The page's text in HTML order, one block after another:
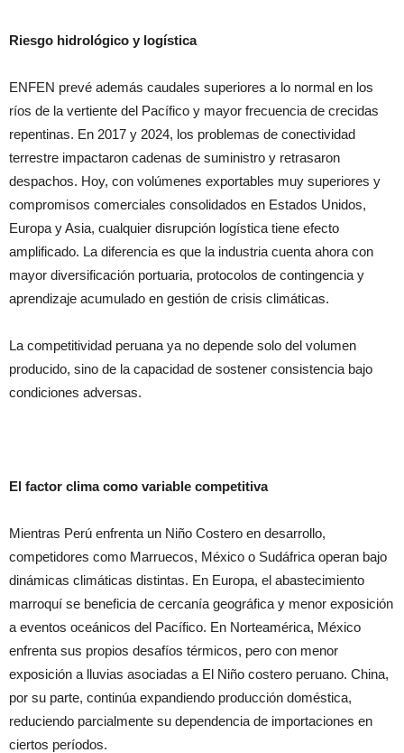
Riesgo hidrológico y logística
ENFEN prevé además caudales superiores a lo normal en los
ríos de la vertiente del Pacífico y mayor frecuencia de crecidas
repentinas. En 2017 y 2024, los problemas de conectividad
terrestre impactaron cadenas de suministro y retrasaron
despachos. Hoy, con volúmenes exportables muy superiores y
compromisos comerciales consolidados en Estados Unidos,
Europa y Asia, cualquier disrupción logística tiene efecto
amplificado. La diferencia es que la industria cuenta ahora con
mayor diversificación portuaria, protocolos de contingencia y
aprendizaje acumulado en gestión de crisis climáticas.
La competitividad peruana ya no depende solo del volumen
producido, sino de la capacidad de sostener consistencia bajo
condiciones adversas.
El factor clima como variable competitiva
Mientras Perú enfrenta un Niño Costero en desarrollo,
competidores como Marruecos, México o Sudáfrica operan bajo
dinámicas climáticas distintas. En Europa, el abastecimiento
marroquí se beneficia de cercanía geográfica y menor exposición
a eventos oceánicos del Pacífico. En Norteamérica, México
enfrenta sus propios desafíos térmicos, pero con menor
exposición a lluvias asociadas a El Niño costero peruano. China,
por su parte, continúa expandiendo producción doméstica,
reduciendo parcialmente su dependencia de importaciones en
ciertos períodos.